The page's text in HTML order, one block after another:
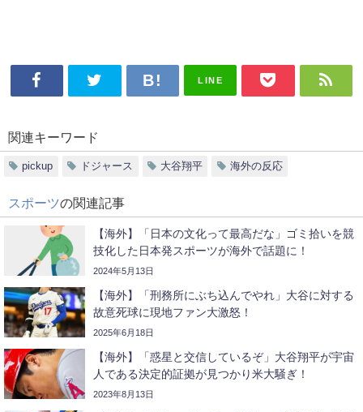
LINE
関連キーワード
pickup ドジャース 大谷翔平 海外の反応
スポーツの関連記事
【海外】「日本の文化って最高だな」ゴミ拾いを競
技化した日本発スポーツが海外で話題に！
2024年5月13日
【海外】「刑務所にぶち込んでやれ」大谷に対する
故意死球に現地ファン大激怒！
2025年6月18日
【海外】「惑星と交信しているぞ」大谷翔平が宇宙
人である決定的証拠が見つかり米大騒ぎ！
2023年8月13日